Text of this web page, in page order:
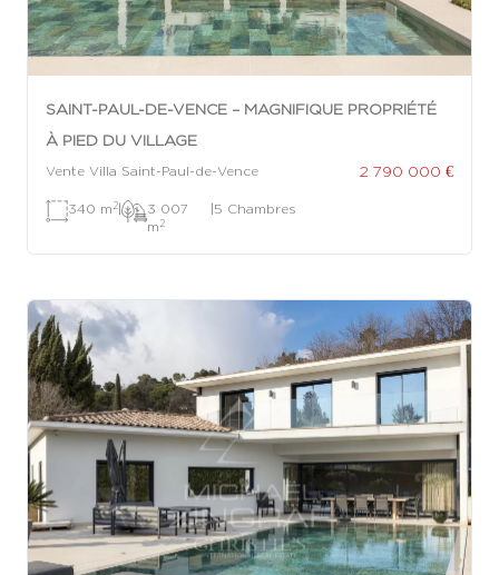
SAINT-PAUL-DE-VENCE – MAGNIFIQUE PROPRIÉTÉ
À PIED DU VILLAGE
Vente Villa Saint-Paul-de-Vence 2 790 000 €
340 m 2|
3 007
m 2
|5 Chambres